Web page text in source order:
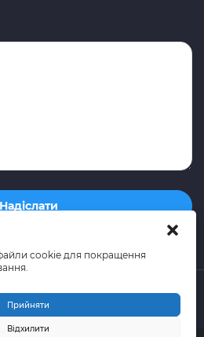
cookie для покращення
Прийняти
Відхилити